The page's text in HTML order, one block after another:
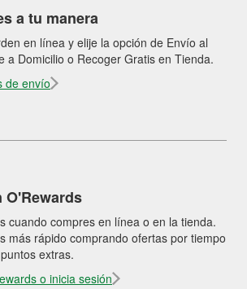
a tu manera
en línea y elije la opción de Envío al
a Domicilio o Recoger Gratis en Tienda.
de envío
O'Rewards
cuando compres en línea o en la tienda.
más rápido comprando ofertas por tiempo
extras.
o inicia sesión